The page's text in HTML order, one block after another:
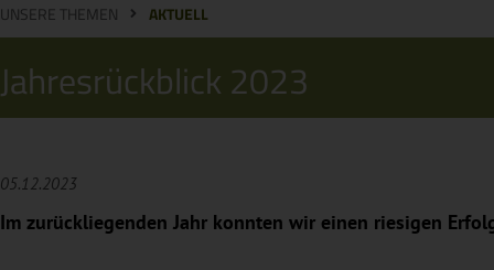
UNSERE THEMEN AKTUELL
Jahresrückblick 2023
05.12.2023
Im zurückliegenden Jahr konnten wir einen riesigen